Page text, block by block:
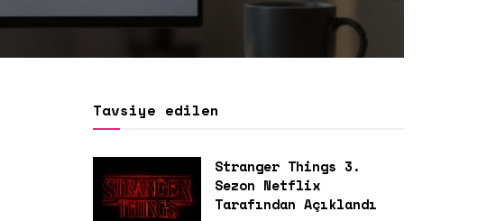
Tavsiye edilen
Stranger Things 3.
Sezon Netflix
Tarafından Açıklandı